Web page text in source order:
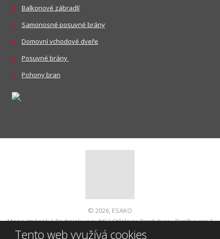
Balkonové zábradlí
Samonosné posuvné brány
Domovní vchodové dveře
Posuvné brány
Pohony bran
© 2026, ESAKO
Mapa stránek|Podmínky použití|Střelnice Pardubice - Dražkovice|
Informace pro spotřebitele
Tento web využívá cookies